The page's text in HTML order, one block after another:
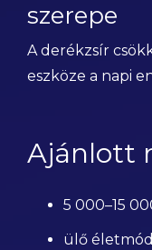
szerepe
A derékzsír
eszköze a napi
Ajánlott
5 000–15
ülő